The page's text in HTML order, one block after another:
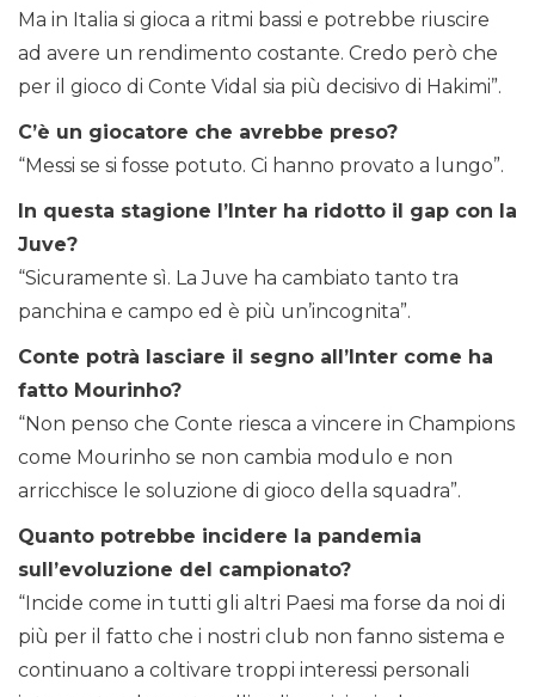
Ma in Italia si gioca a ritmi bassi e potrebbe riuscire
ad avere un rendimento costante. Credo però che
per il gioco di Conte Vidal sia più decisivo di Hakimi”.
C’è un giocatore che avrebbe preso?
“Messi se si fosse potuto. Ci hanno provato a lungo”.
In questa stagione l’Inter ha ridotto il gap con la
Juve?
“Sicuramente sì. La Juve ha cambiato tanto tra
panchina e campo ed è più un’incognita”.
Conte potrà lasciare il segno all’Inter come ha
fatto Mourinho?
“Non penso che Conte riesca a vincere in Champions
come Mourinho se non cambia modulo e non
arricchisce le soluzione di gioco della squadra”.
Quanto potrebbe incidere la pandemia
sull’evoluzione del campionato?
“Incide come in tutti gli altri Paesi ma forse da noi di
più per il fatto che i nostri club non fanno sistema e
continuano a coltivare troppi interessi personali